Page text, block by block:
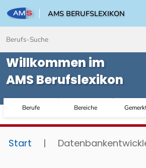
AMS BERUFSLEXIKON
Willkommen im
AMS Berufslexikon
Berufe Bereiche
Start |